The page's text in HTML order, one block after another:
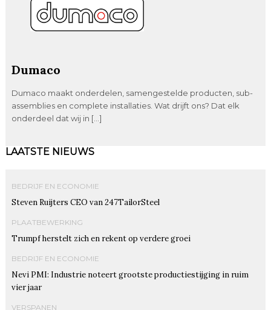
Dumaco
Dumaco maakt onderdelen, samengestelde producten, sub-
assemblies en complete installaties. Wat drijft ons? Dat elk
onderdeel dat wij in […]
LAATSTE NIEUWS
BEDRIJF EN ECONOMIE
Steven Ruijters CEO van 247TailorSteel
PLAATBEWERKING
Trumpf herstelt zich en rekent op verdere groei
BEDRIJF EN ECONOMIE
Nevi PMI: Industrie noteert grootste productiestijging in ruim
vier jaar
VERSPANEN